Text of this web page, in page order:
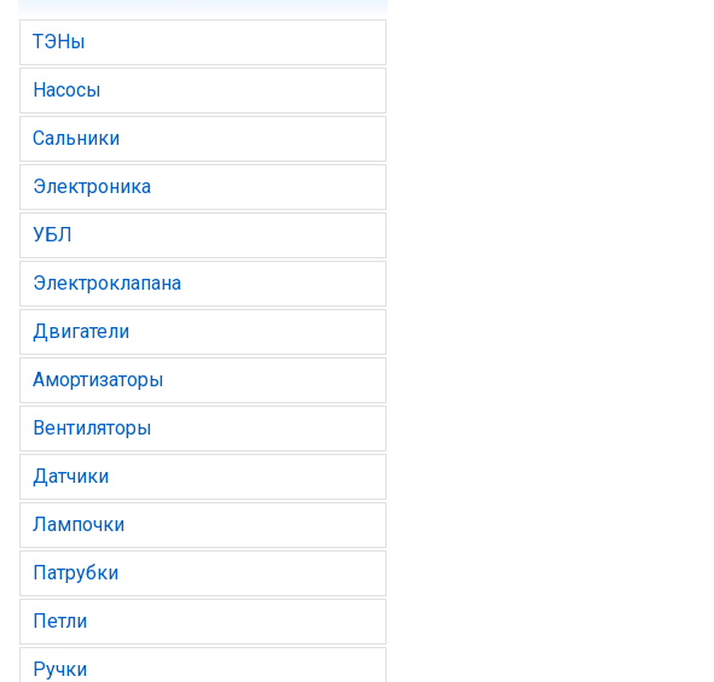
ТЭНы
Насосы
Сальники
Электроника
УБЛ
Электроклапана
Двигатели
Амортизаторы
Вентиляторы
Датчики
Лампочки
Патрубки
Петли
Ручки